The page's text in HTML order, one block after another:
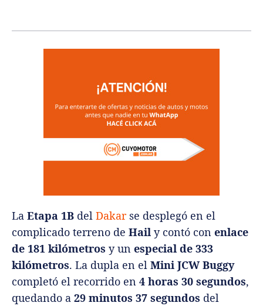
La Etapa 1B del Dakarse desplegó en el
complicado terreno de Hail y contó con enlace
de 181 kilómetros y un especial de 333
kilómetros. La dupla en el Mini JCW Buggy
completó el recorrido en 4 horas 30 segundos,
quedando a 29 minutos 37 segundos del